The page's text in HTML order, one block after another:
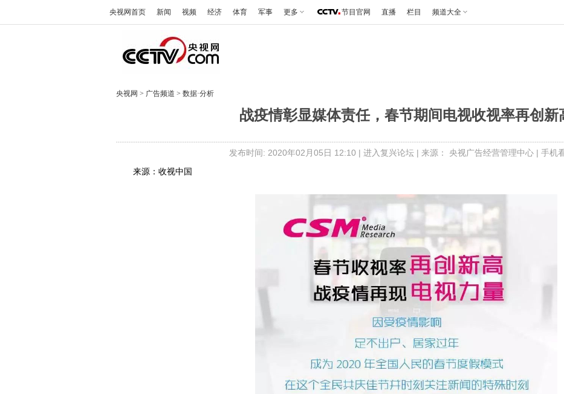
央视网首页 新闻 视频 经济 体育 军事 更多 节目官网 直播 栏目 频道大全
央视网 > 广告频道 > 数据·分析
战疫情彰显媒体责任，春节期间电视收视率再创新
发布时间: 2020年02月05日 12:10 | 进入复兴论坛 | 来源： 央视广告经营管理中心 | 手机
来源：收视中国